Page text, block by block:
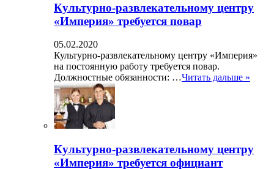
Культурно-развлекательному центру
«Империя» требуется повар
05.02.2020
Культурно-развлекательному центру «Империя»
на постоянную работу требуется повар.
Должностные обязанности: …Читать дальше »
Культурно-развлекательному центру
«Империя» требуется официант